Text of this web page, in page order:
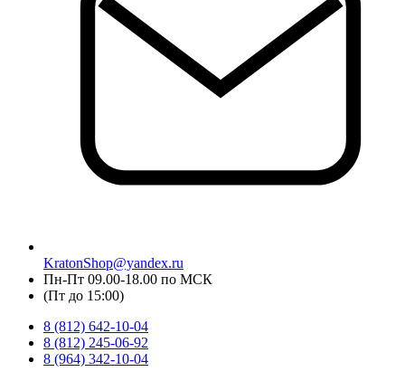
KratonShop@yandex.ru
Пн-Пт 09.00-18.00 по МСК
(Пт до 15:00)
8 (812) 642-10-04
8 (812) 245-06-92
8 (964) 342-10-04